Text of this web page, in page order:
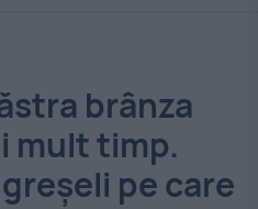
brânza
mult timp.
pe care